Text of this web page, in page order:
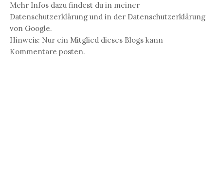
Mehr Infos dazu findest du in meiner
Datenschutzerklärung und in der Datenschutzerklärung
von Google.
Hinweis: Nur ein Mitglied dieses Blogs kann
Kommentare posten.